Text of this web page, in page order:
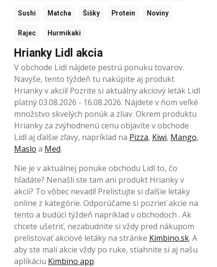
Sushi Matcha Šišky Protein Noviny
Rajec Hurmikaki
Hrianky Lidl akcia
V obchode Lidl nájdete pestrú ponuku tovarov.
Navyše, tento týždeň tu nakúpite aj produkt
Hrianky v akcii! Pozrite si aktuálny akciový leták Lidl
platný 03.08.2026 - 16.08.2026. Nájdete v ňom veľké
množstvo skvelých ponúk a zliav. Okrem produktu
Hrianky za zvýhodnenú cenu objavíte v obchode
Lidl aj ďalšie zľavy, napríklad na Pizza, Kiwi, Mango,
Maslo a Med.
Nie je v aktuálnej ponuke obchodu Lidl to, čo
hľadáte? Nenašli ste tam ani produkt Hrianky v
akcii? To vôbec nevadí! Prelistujte si ďalšie letáky
online z kategórie. Odporúčame si pozrieť akcie na
tento a budúci týždeň napríklad v obchodoch . Ak
chcete ušetriť, nezabudnite si vždy pred nákupom
prelistovať akciové letáky na stránke Kimbino.sk. A
aby ste mali akcie vždy po ruke, stiahnite si aj našu
aplikáciu Kimbino app.